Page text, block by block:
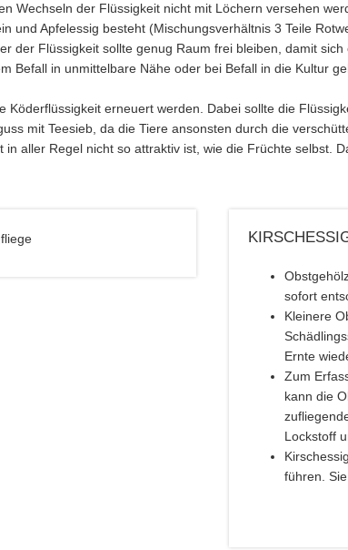
Wechseln der Flüssigkeit nicht mit Löchern versehen
und Apfelessig besteht (Mischungsverhältnis 3 Teile
der Flüssigkeit sollte genug Raum frei bleiben, damit
Befall in unmittelbare Nähe oder bei Befall in die Kultur
Köderflüssigkeit erneuert werden. Dabei sollte die
mit Teesieb, da die Tiere ansonsten durch die
in aller Regel nicht so attraktiv ist, wie die Früchte selbst.
sofort
Kleinere
Ernte
Zum
kann die
Lockstoff
führen.